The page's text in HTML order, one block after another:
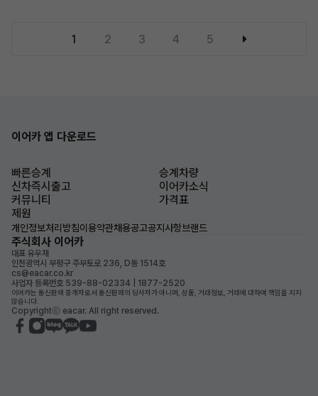
1 2 3 4 5
이어카 앱 다운로드
빠른승계
승계차량
신차즉시출고
이어카소식
커뮤니티
가격표
제원
개인정보처리방침이용약관채용공고공지사항브랜드
주식회사 이어카
대표 유우재
인천광역시 부평구 주부토로 236, D동 1514호
cs@eacar.co.kr
사업자 등록번호 539-88-02334 | 1877-2520
이어카는 통신판매 중개자로서 통신판매의 당사자가 아니며, 상품, 거래정보, 거래에 대하여 책임을 지지
않습니다.
Copyrightⓒ eacar. All right reserved.